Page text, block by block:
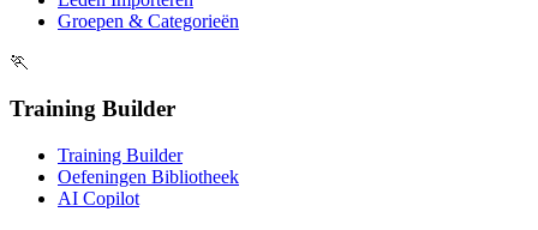
Groepen & Categorieën
🏃
Training Builder
Training Builder
Oefeningen Bibliotheek
AI Copilot